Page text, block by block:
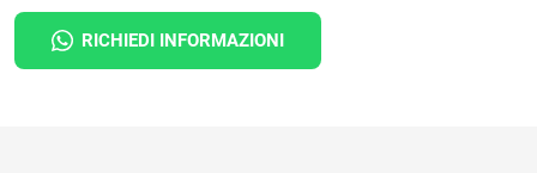
RICHIEDI INFORMAZIONI